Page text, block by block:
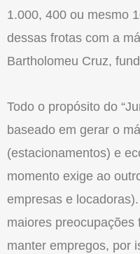
1.000, 400 ou mesmo
dessas frotas com a
Bartholomeu Cruz,
Todo o propósito do
baseado em gerar o
(estacionamentos) e
momento exige ao
empresas e
maiores
manter empregos, por